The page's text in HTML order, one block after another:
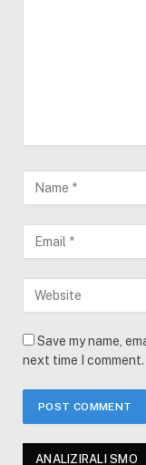
Save my name,
next time I comment.
ANALIZIRALI SMO